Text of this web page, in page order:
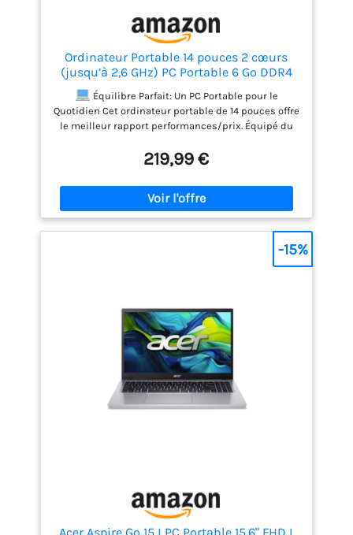
Ordinateur Portable 14 pouces 2 cœurs
(jusqu’à 2,6 GHz) PC Portable 6 Go DDR4
128 Go SSD, WiFi 5G, Mini-HDMI, Design
Sans Ventilateur Computer, Idéal pour
Étudiants, Entreprise – Souris Incluse
Équilibre Parfait: Un PC Portable pour le
Quotidien Cet ordinateur portable de 14 pouces offre
le meilleur rapport performances/prix. Équipé du
6 Go de RAM DDR4 et un SSD de 128 Go. Parfait pour
la navigation web, les réseaux sociaux et la lecture
de vidéos en streaming.
Stockage Rapide et
Extensible: Ne manquez plus jamais d’espace !
Avec son SSD de 128 Go, cet ultrabook démarre en
quelques secondes et est ultra-réactif. Si vous avez
besoin de plus de place, la configuration est
et le Télétravail: Ce PC portable étudiant est conçu
pour la mobilité. Avec sa charnière à 180°, il est
parfait pour les travaux de groupe ou la
présentation d’écran. La webcam HD et le Wi-Fi
double bande (2.4G/5G) assurent des
visioconférences fluides sur Zoom ou Teams, à la
maison ou à la bibliothèque.
Un Écran HD
emails, l’affichage reste clair et précis toute la
Autonomie Prolongée pour toute la
Journée: Ne soyez plus dépendant des prises
219,99 €
-15%